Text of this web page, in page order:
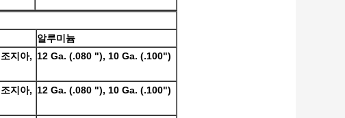
알루미늄
지아, 12 Ga. (.080 "), 10 Ga. (.100")
지아, 12 Ga. (.080 "), 10 Ga. (.100")